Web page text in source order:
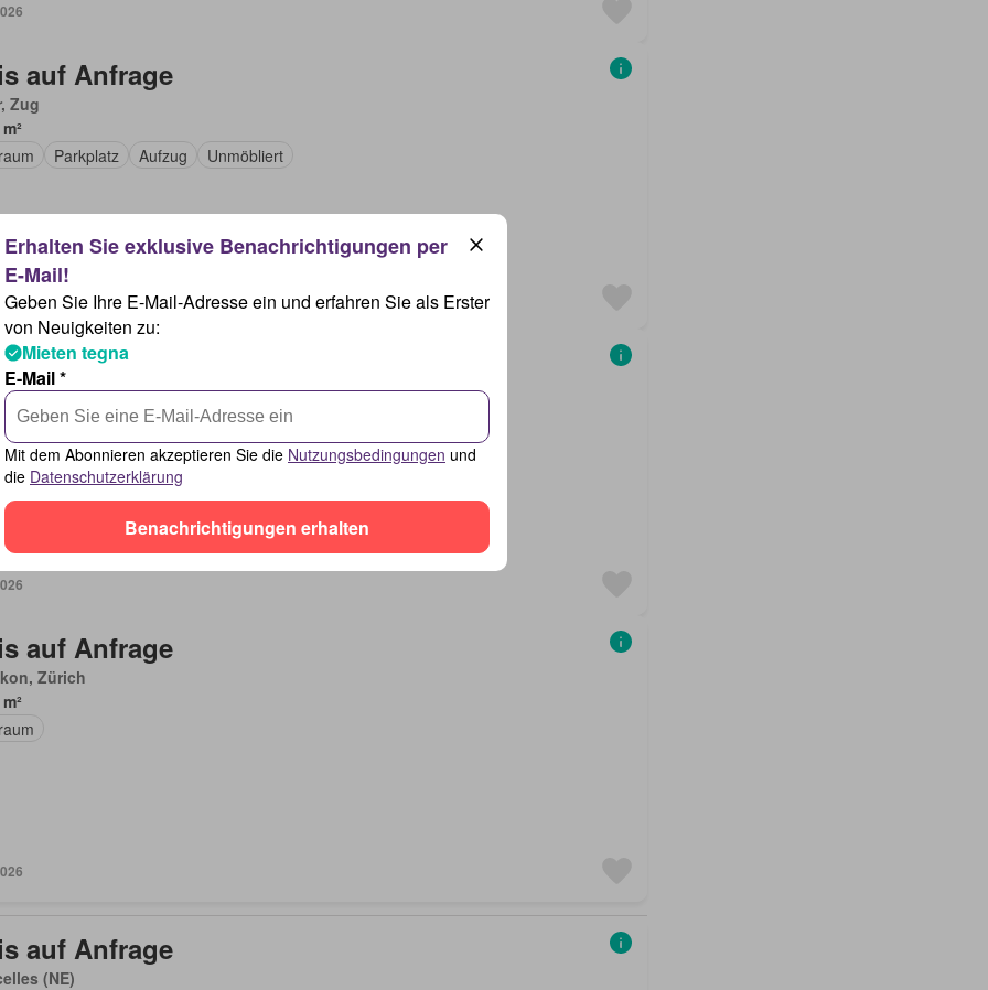
auf Anfrage
Zug
Parkplatz Aufzug Unmöbliert
auf Anfrage
Zürich
auf Anfrage
Zürich
auf Anfrage
(NE)
Geben Sie Ihre E-Mail-Adresse ein und erfahren Sie als Erster
von Neuigkeiten zu:
Mieten tegna
E-Mail *
Mit dem Abonnieren akzeptieren Sie die Nutzungsbedingungen und
die Datenschutzerklärung
Benachrichtigungen erhalten